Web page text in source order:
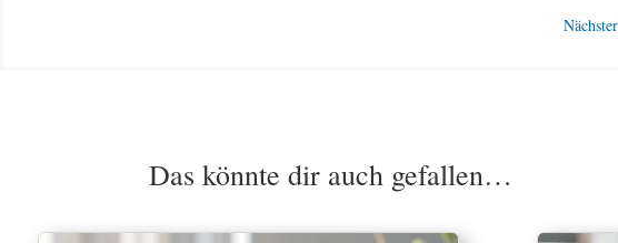
Das könnte dir auch gefallen…